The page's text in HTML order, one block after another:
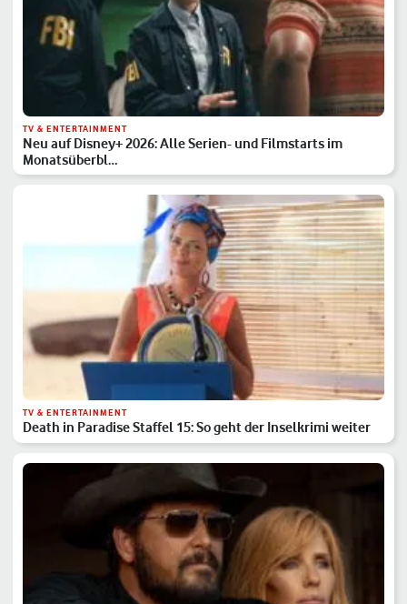
TV & ENTERTAINMENT
Neu auf Disney+ 2026: Alle Serien- und Filmstarts im
Monatsüberbl…
TV & ENTERTAINMENT
Death in Paradise Staffel 15: So geht der Inselkrimi weiter